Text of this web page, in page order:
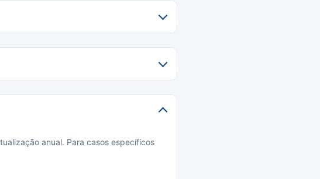
anual. Para casos específicos